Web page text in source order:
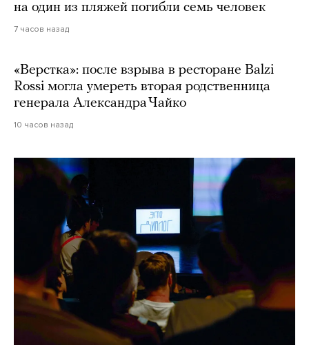
на один из пляжей погибли семь человек
7 часов назад
«Верстка»: после взрыва в ресторане Balzi
Rossi могла умереть вторая родственница
генерала Александра Чайко
10 часов назад